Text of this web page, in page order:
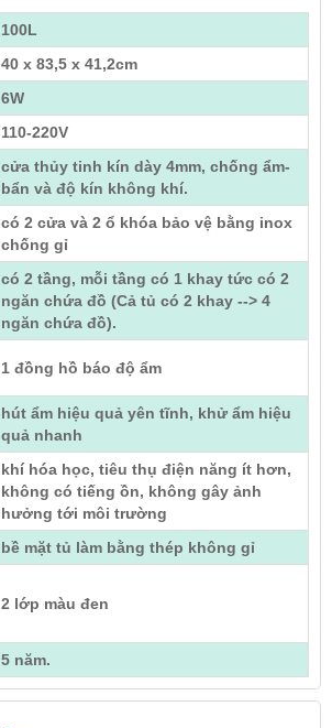
100L
40 x 83,5 x 41,2cm
6W
110-220V
cửa thủy tinh kín dày 4mm, chống ẩm-
bẩn và độ kín không khí.
có 2 cửa và 2 ổ khóa bảo vệ bằng inox
chống gỉ
có 2 tầng, mỗi tầng có 1 khay tức có 2
ngăn chứa đồ (Cả tủ có 2 khay --> 4
ngăn chứa đồ).
1 đồng hồ báo độ ẩm
hút ẩm hiệu quả yên tĩnh, khử ẩm hiệu
quả nhanh
khí hóa học, tiêu thụ điện năng ít hơn,
không có tiếng ồn, không gây ảnh
hưởng tới môi trường
bề mặt tủ làm bằng thép không gỉ
2 lớp màu đen
5 năm.